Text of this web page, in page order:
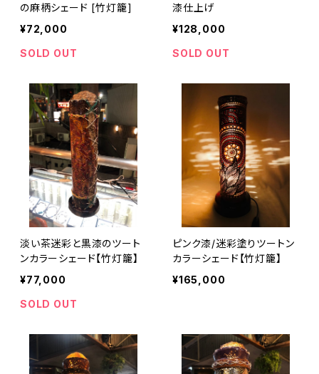
の麻柄シェード [竹灯籠]
¥72,000
SOLD OUT
漆仕上げ
¥128,000
SOLD OUT
淡い茶迷彩と黒漆のツート
ンカラーシェード【竹灯籠】
¥77,000
SOLD OUT
ピンク漆/迷彩塗りツートン
カラーシェード【竹灯籠】
¥165,000